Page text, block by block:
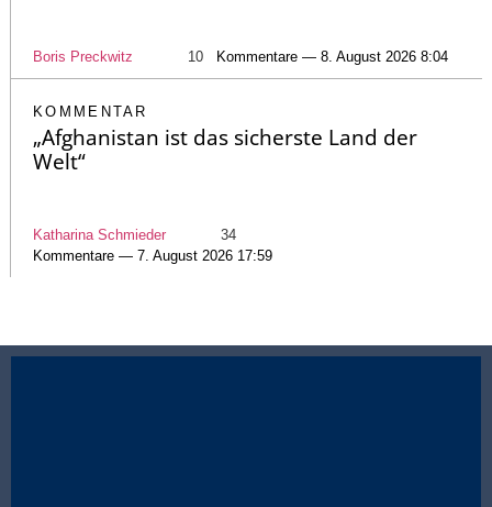
Boris Preckwitz 10 Kommentare — 8. August 2026 8:04
KOMMENTAR
„Afghanistan ist das sicherste Land der
Welt“
Katharina Schmieder
34
Kommentare — 7. August 2026 17:59